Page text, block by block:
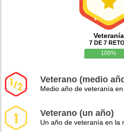
Veteranía
7 DE 7
100%
Veterano (medio
Medio año de veteranía
Veterano (un año)
Un año de veteranía en la